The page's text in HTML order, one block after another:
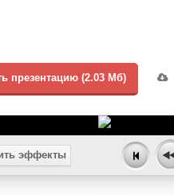
презентацию (2.03 Мб)
эффекты